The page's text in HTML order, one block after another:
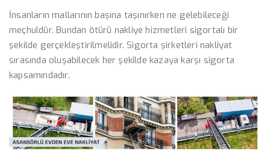
İnsanların mallarının başına taşınırken ne gelebileceği
meçhuldür. Bundan ötürü nakliye hizmetleri sigortalı bir
şekilde gerçekleştirilmelidir. Sigorta şirketleri nakliyat
sırasında oluşabilecek her şekilde kazaya karşı sigorta
kapsamındadır.